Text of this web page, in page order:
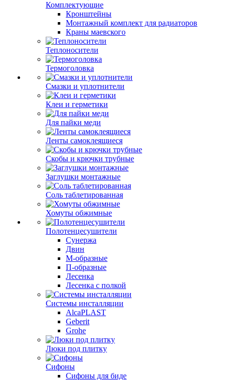
Комплектующие
Кронштейны
Монтажный комплект для радиаторов
Краны маевского
Теплоносители
Термоголовка
Смазки и уплотнители
Клеи и герметики
Для пайки меди
Ленты самоклеящиеся
Скобы и крючки трубные
Заглушки монтажные
Соль таблетированная
Хомуты обжимные
Полотенцесушители
Сунержа
Двин
М-образные
П-образные
Лесенка
Лесенка с полкой
Системы инсталляции
AlcaPLAST
Geberit
Grohe
Люки под плитку
Сифоны
Сифoны для биде